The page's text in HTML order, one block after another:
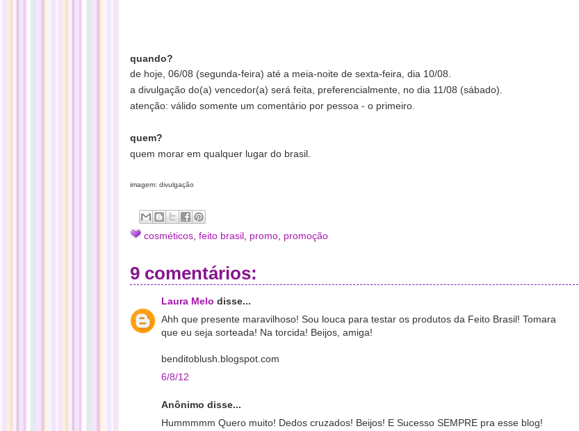
quando?
de hoje, 06/08 (segunda-feira) até a meia-noite de sexta-feira, dia 10/08.
a divulgação do(a) vencedor(a) será feita, preferencialmente, no dia 11/08 (sábado).
atenção: válido somente um comentário por pessoa - o primeiro.
quem?
quem morar em qualquer lugar do brasil.
imagem: divulgação
cosméticos feito brasil promo promoção
9 comentários:
Laura Melo disse...
Ahh que presente maravilhoso! Sou louca para testar os produtos da Feito Brasil! Tomara
que eu seja sorteada! Na torcida! Beijos, amiga!
benditoblush.blogspot.com
6/8/12
Anônimo disse...
Hummmmm Quero muito! Dedos cruzados! Beijos! E Sucesso SEMPRE pra esse blog!